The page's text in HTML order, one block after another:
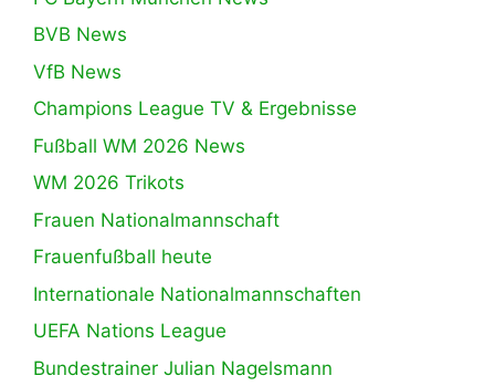
BVB News
VfB News
Champions League TV & Ergebnisse
Fußball WM 2026 News
WM 2026 Trikots
Frauen Nationalmannschaft
Frauenfußball heute
Internationale Nationalmannschaften
UEFA Nations League
Bundestrainer Julian Nagelsmann